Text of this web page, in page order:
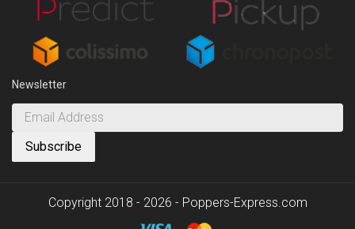
Newsletter
Copyright 2018 - 2026 - Poppers-Express.com